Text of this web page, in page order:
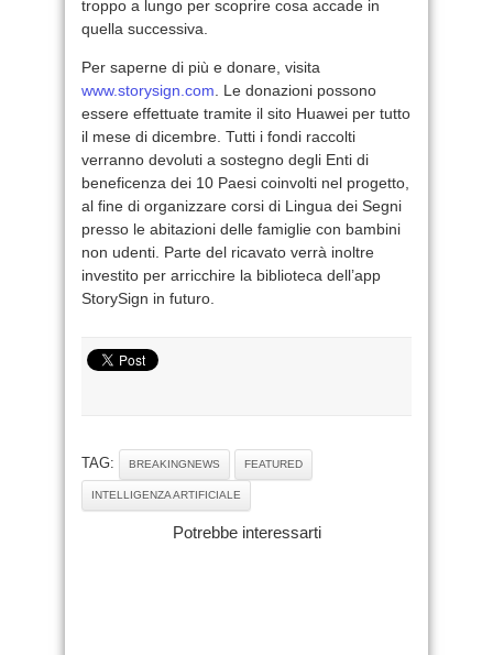
troppo a lungo per scoprire cosa accade in
quella successiva.
Per saperne di più e donare, visita
www.storysign.com . Le donazioni possono
essere effettuate tramite il sito Huawei per tutto
il mese di dicembre. Tutti i fondi raccolti
verranno devoluti a sostegno degli Enti di
beneficenza dei 10 Paesi coinvolti nel progetto,
al fine di organizzare corsi di Lingua dei Segni
presso le abitazioni delle famiglie con bambini
non udenti. Parte del ricavato verrà inoltre
investito per arricchire la biblioteca dell’app
StorySign in futuro.
TAG: BREAKINGNEWS FEATURED
INTELLIGENZA ARTIFICIALE
Potrebbe interessarti